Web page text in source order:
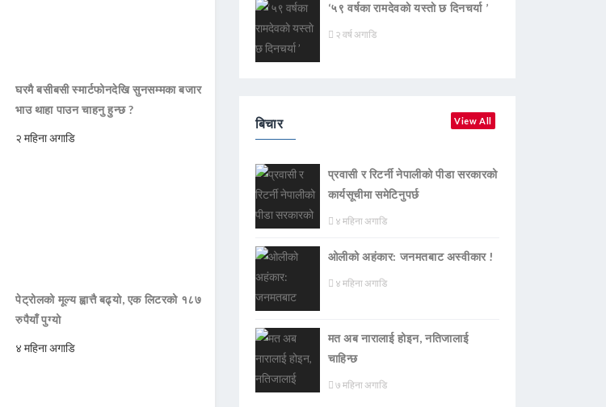
घरमै बसीबसी स्मार्टफोनदेखि सुनसम्मका बजार
भाउ थाहा पाउन चाहनु हुन्छ ?
२ महिना अगाडि
पेट्रोलको मूल्य ह्वात्तै बढ्यो, एक लिटरको १८७
रुपैयाँ पुग्यो
४ महिना अगाडि
‘५९ वर्षका रामदेवकाे यस्ताे छ दिनचर्या ’
२ वर्ष अगाडि
बिचार View All
प्रवासी र रिटर्नी नेपालीको पीडा सरकारको
कार्यसूचीमा समेटिनुपर्छ
४ महिना अगाडि
ओलीको अहंकार: जनमतबाट अस्वीकार !
४ महिना अगाडि
मत अब नारालाई होइन, नतिजालाई
चाहिन्छ
७ महिना अगाडि